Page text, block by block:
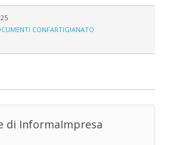
CONFARTIGIANATO
di InformaImpresa